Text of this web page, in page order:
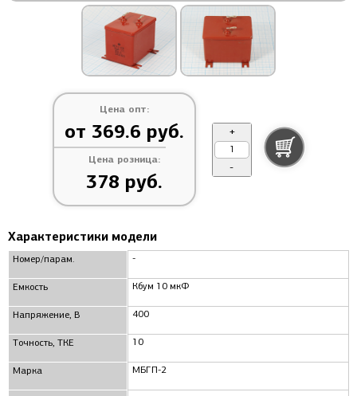
Цена опт:
от 369.6 руб.
Цена розница:
378 руб.
+
-
Характеристики модели
Номер/парам.
Емкость
Напряжение, В
Точность, ТКЕ
Марка
-
Кбум 10 мкФ
400
10
МБГП-2